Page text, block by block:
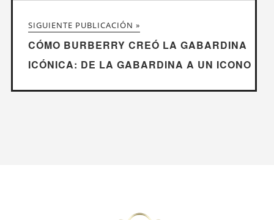
SIGUIENTE PUBLICACIÓN »
CÓMO BURBERRY CREÓ LA GABARDINA
ICÓNICA: DE LA GABARDINA A UN ICONO